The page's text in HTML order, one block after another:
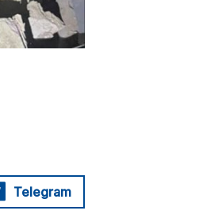
Telegram